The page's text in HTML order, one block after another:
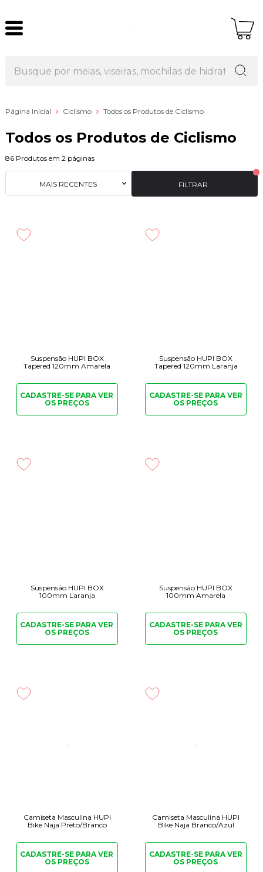
Página Inicial Ciclismo Todos os Produtos de Ciclismo
Todos os Produtos de Ciclismo
86 Produtos em 2 páginas
FILTRAR
MAIS RECENTES
Suspensão HUPI BOX
Tapered 120mm Amarela
CADASTRE-SE PARA VER
OS PREÇOS
Suspensão HUPI BOX
Tapered 120mm Laranja
CADASTRE-SE PARAVER
OS PREÇOS
Suspensão HUPI BOX
100mm Laranja
CADASTRE-SE PARA VER
OS PREÇOS
Suspensão HUPI BOX
100mm Amarela
CADASTRE-SE PARAVER
OS PREÇOS
Camiseta Masculina HUPI
Bike Naja Preto/Branco
CADASTRE-SE PARA VER
OS PREÇOS
Camiseta Masculina HUPI
Bike Naja Branco/Azul
CADASTRE-SE PARAVER
OS PREÇOS